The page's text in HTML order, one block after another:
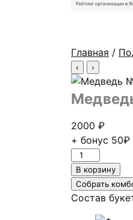
Главная /
‹ ›
2000 ₽
+ бонус 50₽
Количество
товара
Медведь
№7
В корзину
Собрать
Состав